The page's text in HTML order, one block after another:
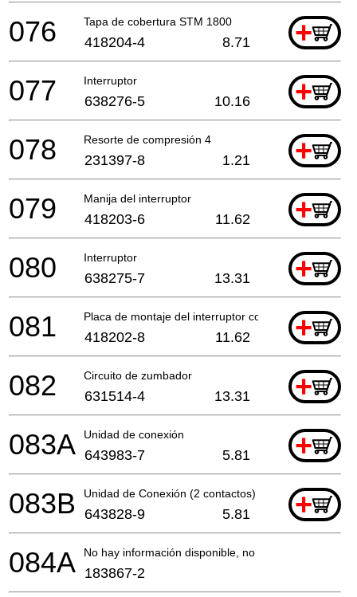
Tapa de cobertura STM 1800 +
076 418204-4 8.71
Interruptor +
077 638276-5 10.16
Resorte de compresión 4 +
078 231397-8 1.21
Manija del interruptor +
079 418203-6 11.62
Interruptor +
080 638275-7 13.31
Placa de montaje del interruptor compl. +
081 418202-8 11.62
Circuito de zumbador +
082 631514-4 13.31
Unidad de conexión +
083A 643983-7 5.81
Unidad de Conexión (2 contactos) +
083B 643828-9 5.81
No hay información disponible, no se puede pedir
084A 183867-2